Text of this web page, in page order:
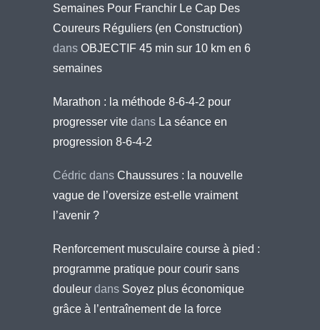
Semaines Pour Franchir Le Cap Des
Coureurs Réguliers (en Construction)
dans OBJECTIF 45 min sur 10 km en 6
semaines
Marathon : la méthode 8-6-4-2 pour
progresser vite dans La séance en
progression 8-6-4-2
Cédric dans Chaussures : la nouvelle
vague de l’oversize est-elle vraiment
l’avenir ?
Renforcement musculaire course à pied :
programme pratique pour courir sans
douleur dans Soyez plus économique
grâce à l’entraînement de la force